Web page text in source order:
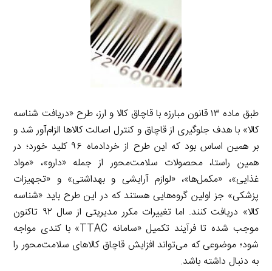
طبق ماده ۱۳ قانون مبارزه با قاچاق کالا و ارز، طرح «دریافت شناسه
کالا» با هدف جلوگیری از قاچاق و کنترل اصالت کالاها الزام‌آور شد و
بر همین اساس بود که این طرح از خردادماه ۹۶ کلید خورد؛ در
همین راستا، محصولات سلامت‌محور از جمله «دارو»، «مواد
غذایی»، «مکمل‌ها»، «لوازم آرایشی و بهداشتی» و «تجهیزات
پزشکی» جز اولین گروه‌هایی هستند که در این طرح باید «شناسه
کالا» دریافت کنند. اما تغییرات مکرر مدیریتی از سال ۹۲ تاکنون
موجب شده تا فرآیند تکمیل «سامانه TTAC» با کندی مواجه
شود؛ موضوعی که می‌تواند افزایش قاچاق کالاهای سلامت‌محور را
به دنبال داشته باشد.